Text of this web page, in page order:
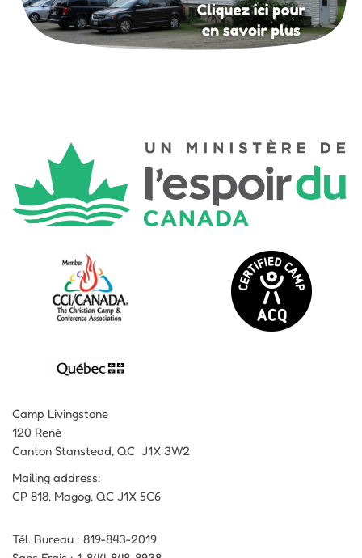
Camp Livingstone
120 René
Canton Stanstead, QC J1X 3W2
Mailing address:
CP 818, Magog, QC J1X 5C6
Tél. Bureau : 819-843-2019